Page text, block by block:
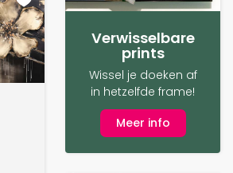
Verwisselbare
prints
Wissel je doeken af
in hetzelfde frame!
Meer info